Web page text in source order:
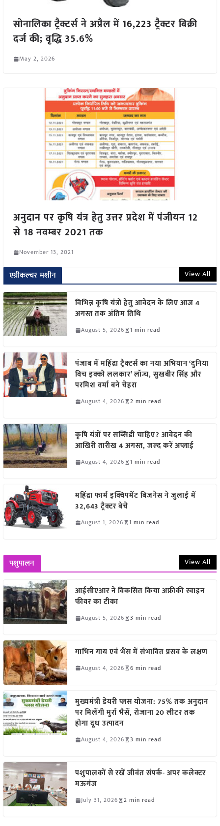
सोनालिका ट्रैक्टर्स ने अप्रैल में 16,223 ट्रैक्टर बिक्री
दर्ज की; वृद्धि 35.6%
May 2, 2026
अनुदान पर कृषि यंत्र हेतु उत्तर प्रदेश में पंजीयन 12
से 18 नवम्बर 2021 तक
November 13, 2021
एग्रीकल्चर मशीन View All
विभिन्न कृषि यंत्रों हेतु आवेदन के लिए आज 4
अगस्त तक अंतिम तिथि
August 5, 2026 1 min read
पंजाब में महिंद्रा ट्रैक्टर्स का नया अभियान ‘दुनिया
विच इक्को ललकार’ लॉन्च, सुखबीर सिंह और
परमिश वर्मा बने चेहरा
August 4, 2026 2 min read
कृषि यंत्रों पर सब्सिडी चाहिए? आवेदन की
आखिरी तारीख 4 अगस्त, जल्द करें अप्लाई
August 4, 2026 1 min read
महिंद्रा फार्म इक्विपमेंट बिजनेस ने जुलाई में
32,643 ट्रैक्टर बेचे
August 1, 2026 1 min read
पशुपालन View All
आईसीएआर ने विकसित किया अफ्रीकी स्वाइन
फीवर का टीका
August 5, 2026 3 min read
गाभिन गाय एवं भैंस में संभावित प्रसव के लक्षण
August 4, 2026 6 min read
मुख्यमंत्री डेयरी प्लस योजना: 75% तक अनुदान
पर मिलेंगी मुर्रा भैंसें, रोजाना 20 लीटर तक
होगा दूध उत्पादन
August 4, 2026 3 min read
पशुपालकों से रखें जीवंत संपर्क- अपर कलेक्टर
मऊगंज
July 31, 2026 2 min read